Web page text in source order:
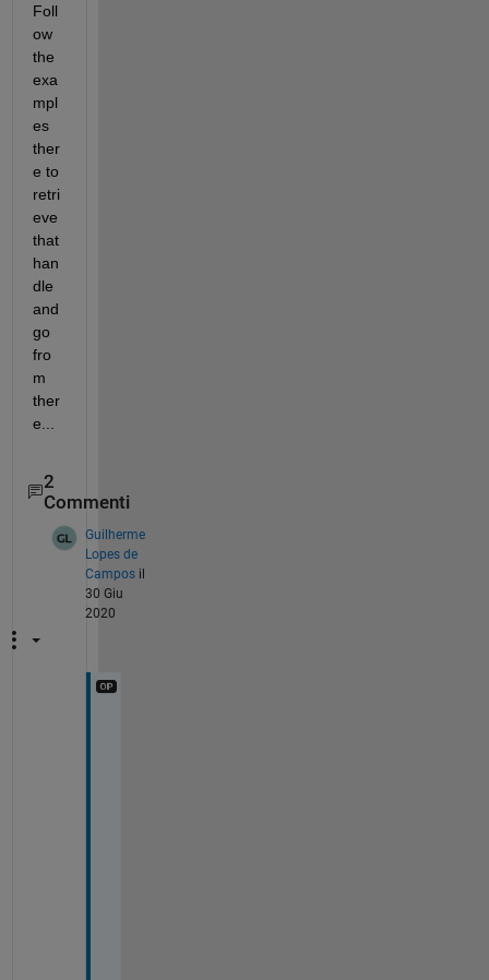
Foll
ow
the
exa
mpl
es
ther
e to
retri
eve
that
han
dle
and
go
fro
m
ther
e...
2
Commenti
Guilherme
Lopes de
Campos il
30 Giu
2020